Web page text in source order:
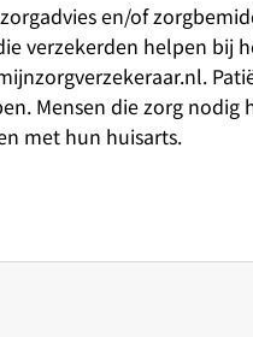
en/of
verzekerden helpen bij
Mensen die zorg nodig
met hun huisarts.